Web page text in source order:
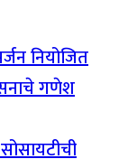
नियोजित
गणेश